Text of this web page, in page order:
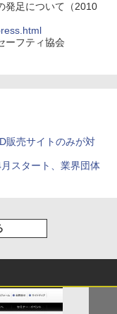
発足について（2010
ーフティ協会
販売サイトのみが対
スタート、業界団体